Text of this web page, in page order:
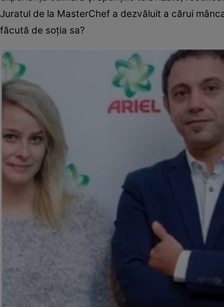
Juratul de la MasterChef a dezvăluit a cărui
făcută de soția sa?